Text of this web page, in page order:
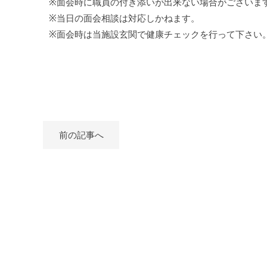
※面会時に職員の付き添いが出来ない場合がございま
※当日の面会相談は対応しかねます。
※面会時は当施設玄関で健康チェックを行って下さい。
前の記事へ